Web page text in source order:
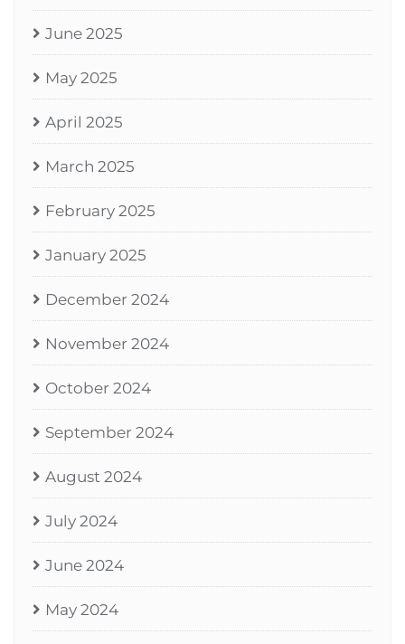
June 2025
May 2025
April 2025
March 2025
February 2025
January 2025
December 2024
November 2024
October 2024
September 2024
August 2024
July 2024
June 2024
May 2024